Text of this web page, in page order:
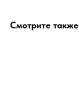
Смотрите также